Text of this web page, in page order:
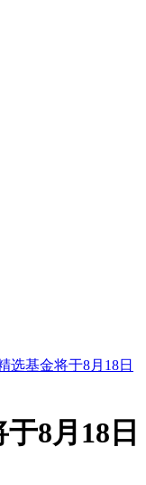
选基金将于8月18日
8月18日